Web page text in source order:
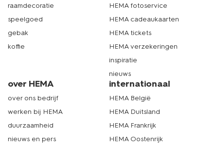
raamdecoratie
speelgoed
gebak
koffie
HEMA fotoservice
HEMA cadeaukaarten
HEMA tickets
HEMA verzekeringen
inspiratie
nieuws
over HEMA
over ons bedrijf
werken bij HEMA
duurzaamheid
nieuws en pers
internationaal
HEMA België
HEMA Duitsland
HEMA Frankrijk
HEMA Oostenrijk